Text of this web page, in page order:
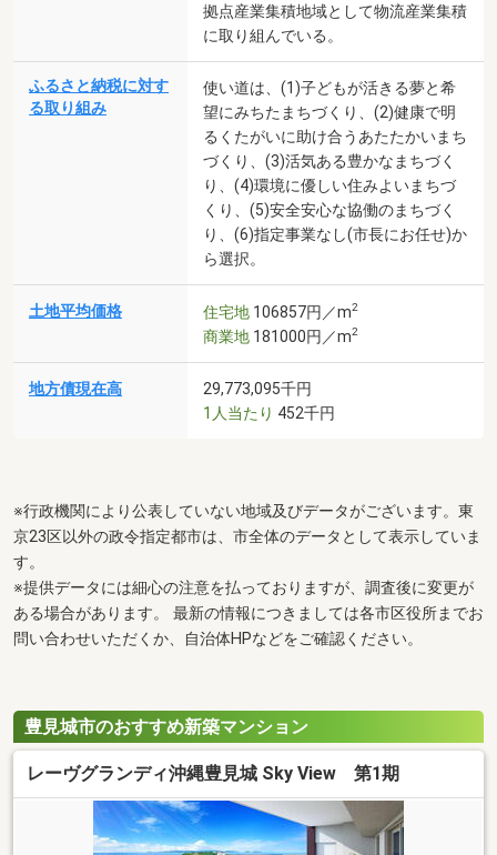
拠点産業集積地域として物流産業集積
に取り組んでいる。
ふるさと納税に対す
る取り組み
使い道は、(1)子どもが活きる夢と希
望にみちたまちづくり、(2)健康で明
るくたがいに助け合うあたたかいまち
づくり、(3)活気ある豊かなまちづく
り、(4)環境に優しい住みよいまちづ
くり、(5)安全安心な協働のまちづく
り、(6)指定事業なし(市長にお任せ)か
ら選択。
土地平均価格 住宅地 106857円／m2
商業地 181000円／m2
地方債現在高
29,773,095千円
1人当たり 452千円
※行政機関により公表していない地域及びデータがございます。東
京23区以外の政令指定都市は、市全体のデータとして表示していま
す。
※提供データには細心の注意を払っておりますが、調査後に変更が
ある場合があります。 最新の情報につきましては各市区役所までお
問い合わせいただくか、自治体HPなどをご確認ください。
豊見城市のおすすめ新築マンション
レーヴグランディ沖縄豊見城 Sky View 第1期